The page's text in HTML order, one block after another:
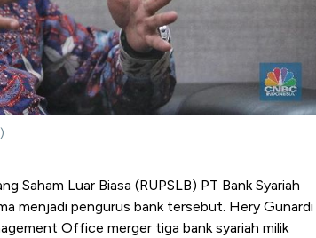
Saham Luar Biasa (RUPSLB) PT Bank Syariah
menjadi pengurus bank tersebut. Hery Gunardi
Office merger tiga bank syariah milik